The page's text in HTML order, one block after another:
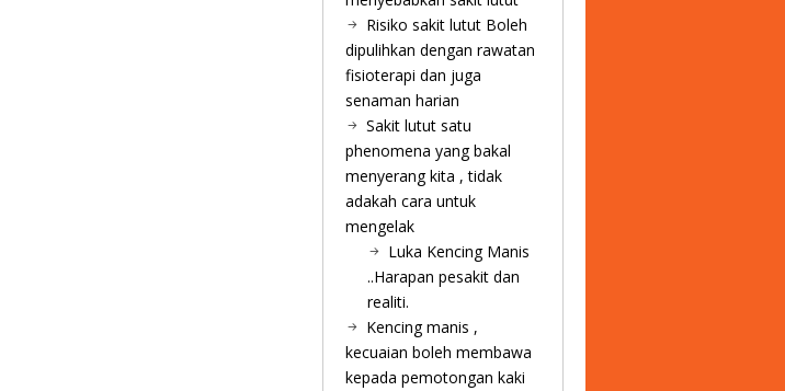
Risiko sakit lutut Boleh
dipulihkan dengan rawatan
fisioterapi dan juga
senaman harian
Sakit lutut satu
phenomena yang bakal
menyerang kita , tidak
adakah cara untuk
mengelak
Luka Kencing Manis
..Harapan pesakit dan
realiti.
Kencing manis ,
kecuaian boleh membawa
kepada pemotongan kaki